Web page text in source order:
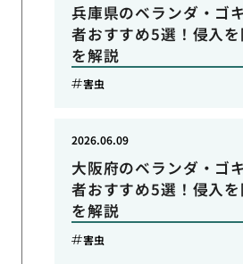
兵庫県のベランダ・ゴ
者おすすめ5選！侵入
を解説
害虫
大阪府のベランダ・ゴ
者おすすめ5選！侵入
を解説
2026.06.09
害虫